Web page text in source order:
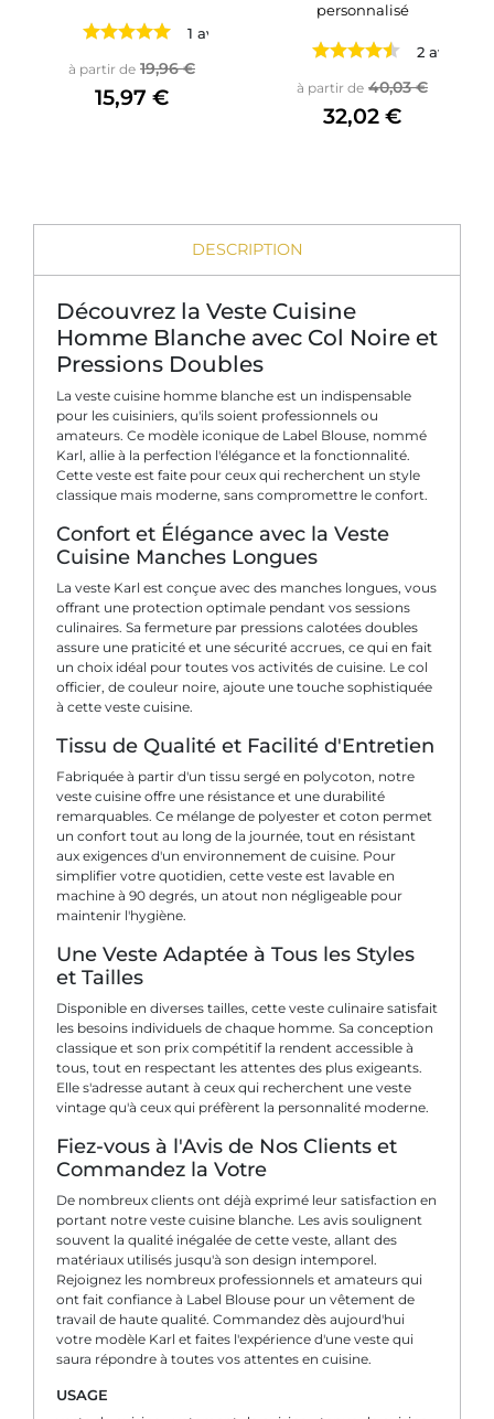
1 avis
à partir de Prix de base
19,96 €Prix
15,97 €
personnalisé
2 avis
à partir de Prix de base
40,03 €Prix
32,02 €
DESCRIPTION
Découvrez la Veste Cuisine
Homme Blanche avec Col Noire et
Pressions Doubles
La veste cuisine homme blanche est un indispensable
pour les cuisiniers, qu'ils soient professionnels ou
amateurs. Ce modèle iconique de Label Blouse, nommé
Karl, allie à la perfection l'élégance et la fonctionnalité.
Cette veste est faite pour ceux qui recherchent un style
classique mais moderne, sans compromettre le confort.
Confort et Élégance avec la Veste
Cuisine Manches Longues
La veste Karl est conçue avec des manches longues, vous
offrant une protection optimale pendant vos sessions
culinaires. Sa fermeture par pressions calotées doubles
assure une praticité et une sécurité accrues, ce qui en fait
un choix idéal pour toutes vos activités de cuisine. Le col
officier, de couleur noire, ajoute une touche sophistiquée
à cette veste cuisine.
Tissu de Qualité et Facilité d'Entretien
Fabriquée à partir d'un tissu sergé en polycoton, notre
veste cuisine offre une résistance et une durabilité
remarquables. Ce mélange de polyester et coton permet
un confort tout au long de la journée, tout en résistant
aux exigences d'un environnement de cuisine. Pour
simplifier votre quotidien, cette veste est lavable en
machine à 90 degrés, un atout non négligeable pour
maintenir l'hygiène.
Une Veste Adaptée à Tous les Styles
et Tailles
Disponible en diverses tailles, cette veste culinaire satisfait
les besoins individuels de chaque homme. Sa conception
classique et son prix compétitif la rendent accessible à
tous, tout en respectant les attentes des plus exigeants.
Elle s'adresse autant à ceux qui recherchent une veste
vintage qu'à ceux qui préfèrent la personnalité moderne.
Fiez-vous à l'Avis de Nos Clients et
Commandez la Votre
De nombreux clients ont déjà exprimé leur satisfaction en
portant notre veste cuisine blanche. Les avis soulignent
souvent la qualité inégalée de cette veste, allant des
matériaux utilisés jusqu'à son design intemporel.
Rejoignez les nombreux professionnels et amateurs qui
ont fait confiance à Label Blouse pour un vêtement de
travail de haute qualité. Commandez dès aujourd'hui
votre modèle Karl et faites l'expérience d'une veste qui
saura répondre à toutes vos attentes en cuisine.
USAGE